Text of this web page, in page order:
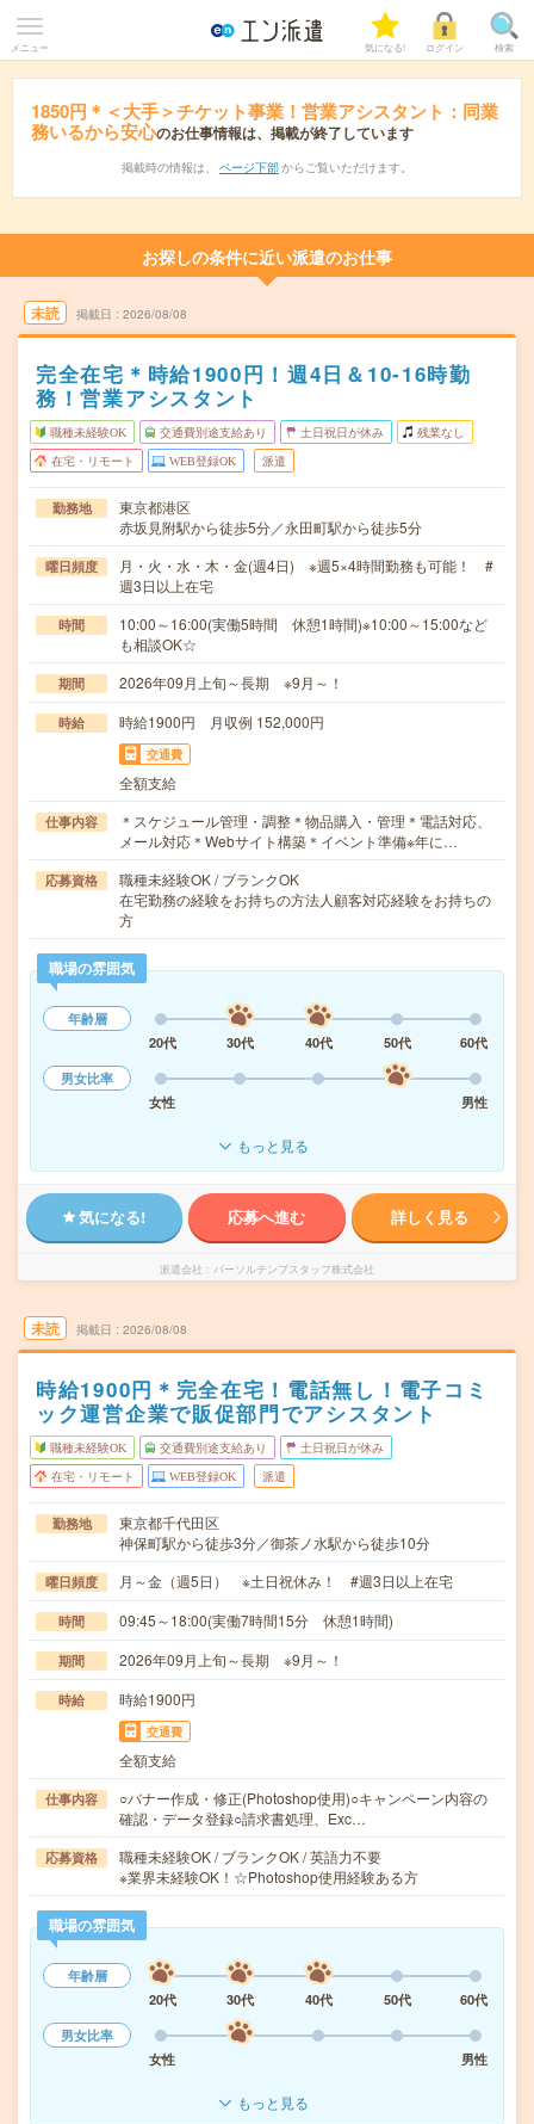
メニュー 気になる! ログイン 検索
1850円＊＜大手＞チケット事業！営業アシスタント：同業
務いるから安心のお仕事情報は、掲載が終了しています
掲載時の情報は、 ページ下部 からご覧いただけます。
お探しの条件に近い派遣のお仕事
未読 掲載日 2026/08/08
完全在宅＊時給1900円！週4日＆10-16時勤
務！営業アシスタント
職種未経験OK 交通費別途支給あり 土日祝日が休み 残業なし
在宅・リモート WEB登録OK 派遣
勤務地
東京都港区
赤坂見附駅から徒歩5分／永田町駅から徒歩5分
曜日頻度
月・火・水・木・金(週4日) ※週5×4時間勤務も可能！ #
週3日以上在宅
時間
10:00～16:00(実働5時間 休憩1時間)※10:00～15:00など
も相談OK☆
期間 2026年09月上旬～長期 ※9月～！
時給 時給1900円 月収例 152,000円
交通費
全額支給
仕事内容
＊スケジュール管理・調整＊物品購入・管理＊電話対応、
メール対応＊Webサイト構築＊イベント準備※年に…
応募資格
職種未経験OK / ブランクOK
在宅勤務の経験をお持ちの方法人顧客対応経験をお持ちの
方
職場の雰囲気
年齢層
20代
30代 40代 50代
60代
男女比率
女性
男性
もっと見る
気になる! 応募へ進む 詳しく見る
派遣会社 パーソルテンプスタッフ株式会社
未読 掲載日 2026/08/08
時給1900円＊完全在宅！電話無し！電子コミ
ック運営企業で販促部門でアシスタント
職種未経験OK 交通費別途支給あり 土日祝日が休み
在宅・リモート WEB登録OK 派遣
勤務地
東京都千代田区
神保町駅から徒歩3分／御茶ノ水駅から徒歩10分
曜日頻度 月～金（週5日） ※土日祝休み！ #週3日以上在宅
時間 09:45～18:00(実働7時間15分 休憩1時間)
期間 2026年09月上旬～長期 ※9月～！
時給 時給1900円
交通費
全額支給
仕事内容
○バナー作成・修正(Photoshop使用)○キャンペーン内容の
確認・データ登録○請求書処理、Exc…
応募資格
職種未経験OK / ブランクOK / 英語力不要
※業界未経験OK！☆Photoshop使用経験ある方
職場の雰囲気
年齢層
20代
30代 40代 50代
60代
男女比率
女性
男性
もっと見る